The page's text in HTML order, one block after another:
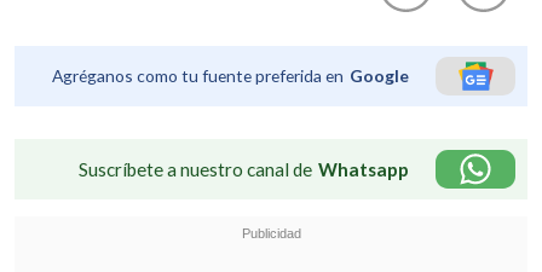
Agréganos como tu fuente preferida en Google
Suscríbete a nuestro canal de Whatsapp